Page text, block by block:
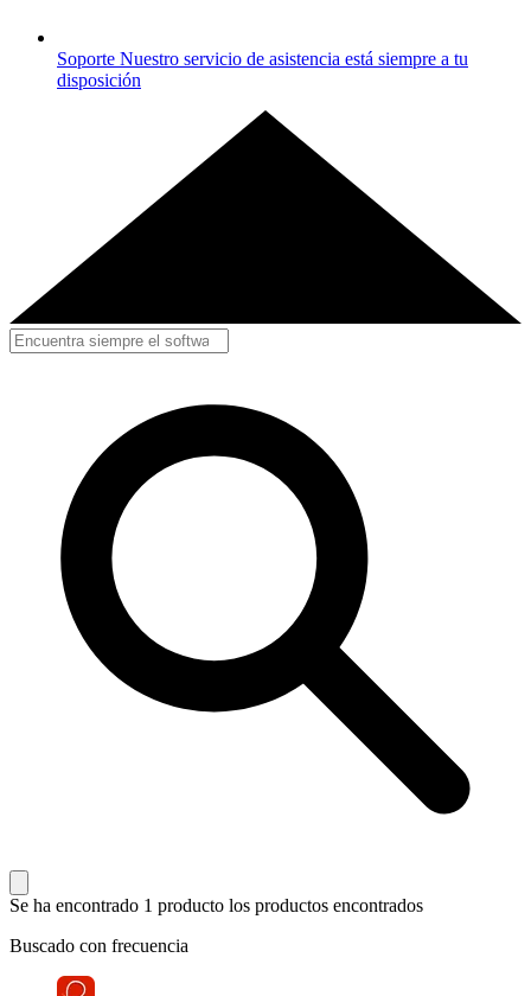
Soporte Nuestro servicio de asistencia está siempre a tu
disposición
Se ha encontrado 1 producto los productos encontrados
Buscado con frecuencia